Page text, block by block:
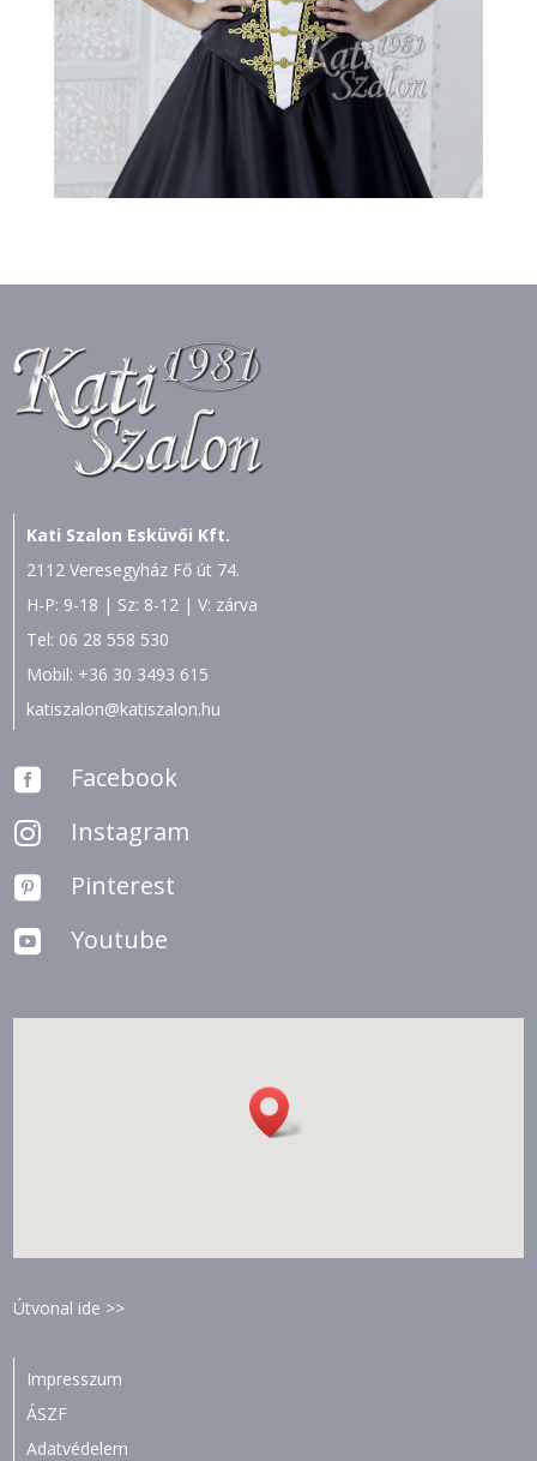
Kati Szalon Esküvői Kft.
2112 Veresegyház Fő út 74.
H-P: 9-18 | Sz: 8-12 | V: zárva
Tel: 06 28 558 530
Mobil: +36 30 3493 615
katiszalon@katiszalon.hu
 Facebook
 Instagram
 Pinterest
 Youtube
Útvonal ide >>
Impresszum
ÁSZF
Adatvédelem